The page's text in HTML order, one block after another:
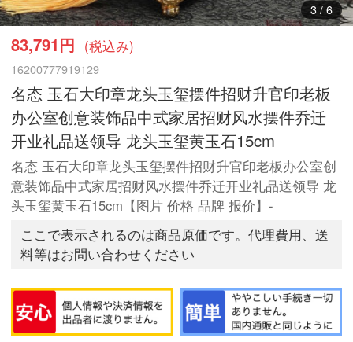
3/ 6
83,791円 (税込み)
16200777919129
名态 玉石大印章龙头玉玺摆件招财升官印老板
办公室创意装饰品中式家居招财风水摆件乔迁
开业礼品送领导 龙头玉玺黄玉石15cm
名态 玉石大印章龙头玉玺摆件招财升官印老板办公室创
意装饰品中式家居招财风水摆件乔迁开业礼品送领导 龙
头玉玺黄玉石15cm【图片 价格 品牌 报价】-
ここで表示されるのは商品原価です。代理費用、送
料等はお問い合わせください